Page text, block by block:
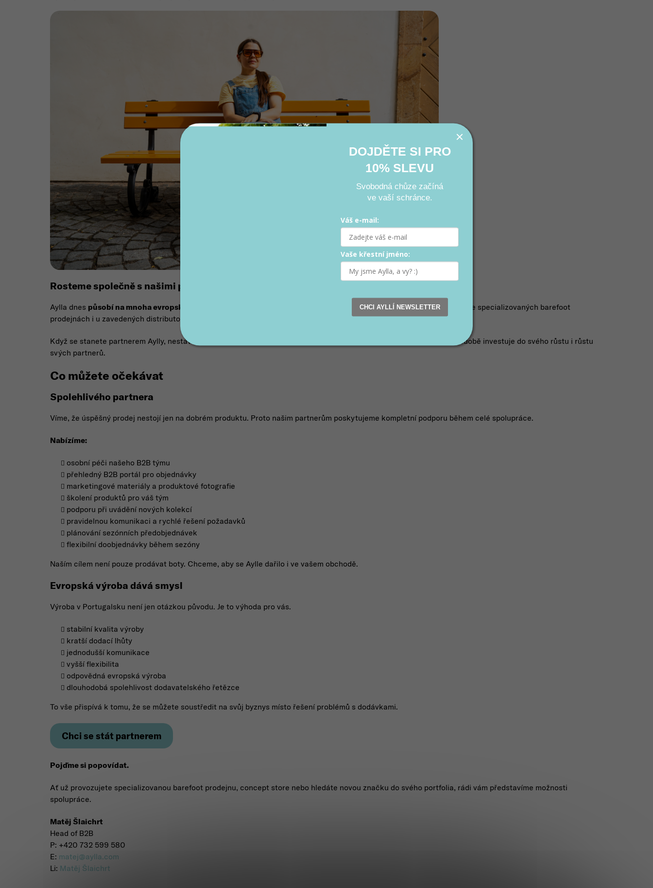
Rosteme společně s našimi partnery
Aylla dnes působí na mnoha evropských trzích
a každý rok rozšiřuje síť obchodních partnerů. Naše produkty najdete ve specializovaných barefoot
prodejnách i u zavedených distributorů napříč Evropou.
Když se stanete partnerem Aylly, nestáváte se jedním z mnoha odběratelů.
, která dlouhodobě investuje do svého růstu i růstu
svých partnerů.
Co můžete očekávat
Spolehlivého partnera
Víme, že úspěšný prodej nestojí jen na dobrém produktu. Proto našim partnerům poskytujeme kompletní podporu během celé spolupráce.
Nabízíme:
osobní péči našeho B2B týmu
přehledný B2B portál pro objednávky
marketingové materiály a produktové fotografie
školení produktů pro váš tým
podporu při uvádění nových kolekcí
pravidelnou komunikaci a rychlé řešení požadavků
plánování sezónních předobjednávek
flexibilní doobjednávky během sezóny
Naším cílem není pouze prodávat boty. Chceme, aby se Aylle dařilo i ve vašem obchodě.
Evropská výroba dává smysl
Výroba v Portugalsku není jen otázkou původu. Je to výhoda pro vás.
stabilní kvalita výroby
kratší dodací lhůty
jednodušší komunikace
vyšší flexibilita
odpovědná evropská výroba
dlouhodobá spolehlivost dodavatelského řetězce
To vše přispívá k tomu, že se můžete soustředit na svůj byznys místo řešení problémů s dodávkami.
Chci se stát partnerem
Pojďme si popovídat.
Ať už provozujete specializovanou barefoot prodejnu, concept store nebo hledáte novou značku do svého portfolia, rádi vám představíme možnosti
spolupráce.
Matěj Šlaichrt
Head of B2B
P: +420 732 599 580
E: matej@aylla.com
Li: Matěj Šlaichrt
DOJDĚTE SI PRO
10% SLEVU
Svobodná chůze začíná
ve vaší schránce.
Váš e-mail:
Vaše křestní jméno:
CHCI AYLLÍ NEWSLETTER